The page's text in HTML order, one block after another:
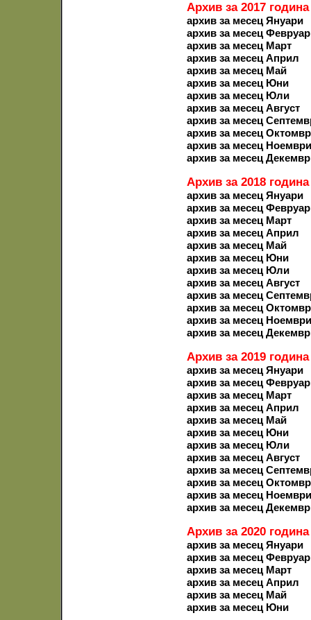
Архив за 2017 година
архив за месец Януари
архив за месец
архив за месец Март
архив за месец Април
архив за месец Май
архив за месец Юни
архив за месец Юли
архив за месец Август
архив за месец
архив за месец
архив за месец Ноември
архив за месец
Архив за 2018 година
архив за месец Януари
архив за месец
архив за месец Март
архив за месец Април
архив за месец Май
архив за месец Юни
архив за месец Юли
архив за месец Август
архив за месец
архив за месец
архив за месец Ноември
архив за месец
Архив за 2019 година
архив за месец Януари
архив за месец
архив за месец Март
архив за месец Април
архив за месец Май
архив за месец Юни
архив за месец Юли
архив за месец Август
архив за месец
архив за месец
архив за месец Ноември
архив за месец
Архив за 2020 година
архив за месец Януари
архив за месец
архив за месец Март
архив за месец Април
архив за месец Май
архив за месец Юни